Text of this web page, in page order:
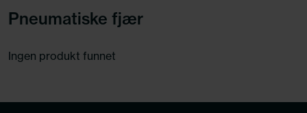
Pneumatiske fjær
Ingen produkt funnet